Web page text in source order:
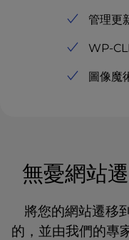
管理更
WP-
圖像魔
無憂網站
將您的網站遷
的，並由我們的專